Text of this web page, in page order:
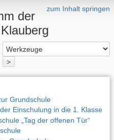
zum Inhalt springen
der
>
Grundschule
Einschulung in die 1. Klasse
„Tag der offenen Tür“